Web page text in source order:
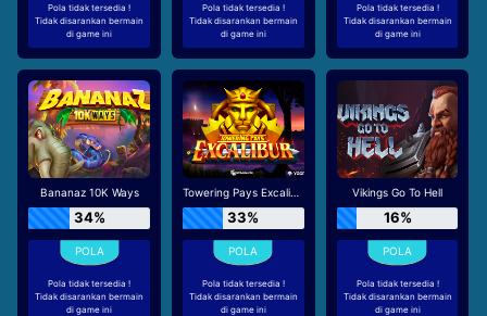
Pola tidak tersedia !
Tidak disarankan bermain
di game ini
Pola tidak tersedia !
Tidak disarankan bermain
di game ini
Pola tidak tersedia !
Tidak disarankan bermain
di game ini
Bananaz 10K Ways
34%
Pola tidak tersedia !
Tidak disarankan bermain
di game ini
Towering Pays Excalibur
33%
Pola tidak tersedia !
Tidak disarankan bermain
di game ini
Vikings Go To Hell
16%
Pola tidak tersedia !
Tidak disarankan bermain
di game ini